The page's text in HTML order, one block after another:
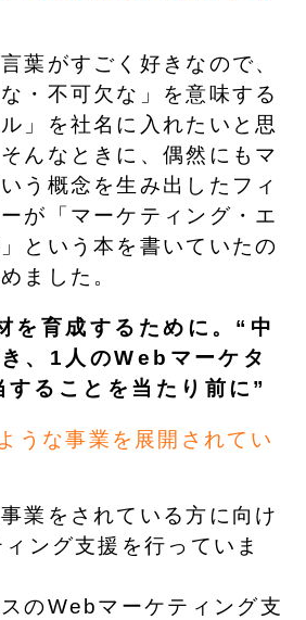
葉がすごく好きなので、
・不可欠な」を意味する
」を社名に入れたいと思
んなときに、偶然にもマ
う概念を生み出したフィ
が「マーケティング・エ
という本を書いていたの
ました。
を育成するために。“中
、1人のWebマーケタ
することを当たり前に”
うな事業を展開されてい
業をされている方に向け
ング支援を行っていま
のWebマーケティング支